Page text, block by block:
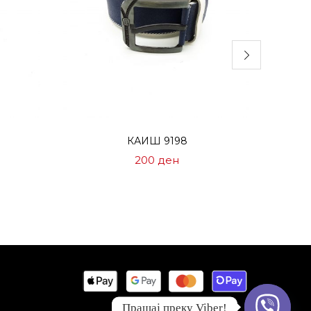
КАИШ 9198
200 ден
Прашај преку Viber!